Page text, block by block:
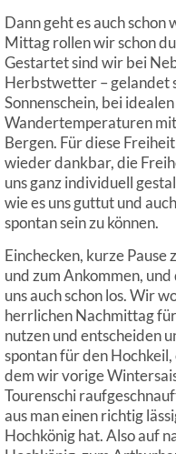
Dann geht es auch schon
Mittag rollen wir schon
Gestartet sind wir bei
Herbstwetter – gelandet
Sonnenschein, bei idealen
Wandertemperaturen
Bergen. Für diese
wieder dankbar, die
uns ganz individuell
wie es uns guttut und
spontan sein zu können.
Einchecken, kurze
und zum Ankommen,
uns auch schon los. Wir
herrlichen Nachmittag
nutzen und entscheiden
spontan für den
dem wir vorige
Tourenschi
aus man einen richtig
Hochkönig hat. Also auf